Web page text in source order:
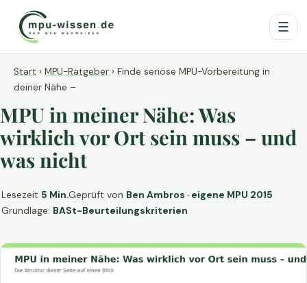
☰
Start › MPU-Ratgeber › Finde seriöse MPU-Vorbereitung in
deiner Nähe –
MPU in meiner Nähe: Was
wirklich vor Ort sein muss – und
was nicht
Lesezeit 5 Min.Geprüft von Ben Ambros · eigene MPU 2015
Grundlage: BASt-Beurteilungskriterien